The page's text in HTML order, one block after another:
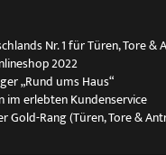
Nr. 1 für Türen, Tore &
2022
„Rund ums Haus“
im erlebten Kundenservice
Gold-Rang (Türen, Tore &